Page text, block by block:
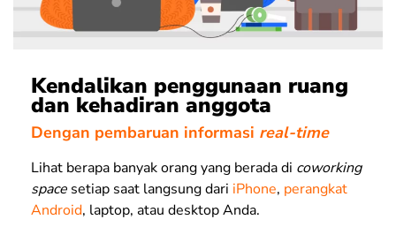
Kendalikan penggunaan ruang
dan kehadiran anggota
Dengan pembaruan informasi real-time
Lihat berapa banyak orang yang berada di coworking
space setiap saat langsung dari iPhone, perangkat
Android, laptop, atau desktop Anda.